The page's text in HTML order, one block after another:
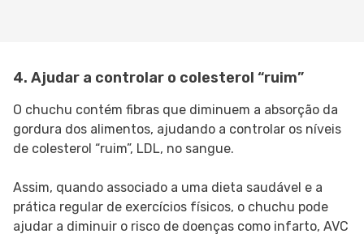
4. Ajudar a controlar o colesterol “ruim”
O chuchu contém fibras que diminuem a absorção da
gordura dos alimentos, ajudando a controlar os níveis
de colesterol “ruim”, LDL, no sangue.
Assim, quando associado a uma dieta saudável e a
prática regular de exercícios físicos, o chuchu pode
ajudar a diminuir o risco de doenças como infarto, AVC